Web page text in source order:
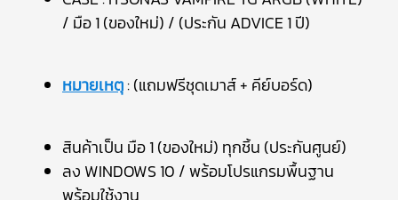
/ มือ 1 (ของใหม่) / (ประกัน ADVICE 1 ปี)
หมายเหตุ: (แถมฟรีชุดเมาส์ + คีย์บอร์ด)
สินค้าเป็น มือ 1 (ของใหม่) ทุกชิ้น (ประกันศูนย์)
ลง WINDOWS 10 / พร้อมโปรแกรมพื้นฐาน
พร้อมใช้งาน